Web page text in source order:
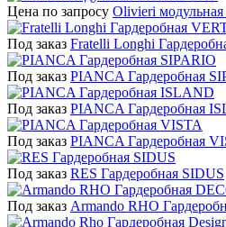
Цена по запросу Olivieri
Под заказ Fratelli Longhi
Под заказ PIANCA Гардеробная
Под заказ PIANCA Гардеробная
Под заказ PIANCA Гардеробная
Под заказ RES Гардеробная SIDUS
Под заказ Armando RHO